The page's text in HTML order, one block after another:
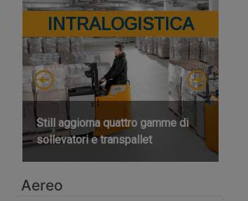
INTRALOGISTICA
Still aggiorna quattro gamme di
sollevatori e transpallet
Aereo